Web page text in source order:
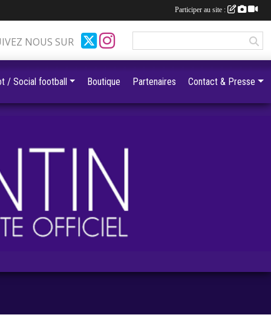
NOUS SUR
/ Social football Boutique Partenaires Contact & Presse
Participer au site :